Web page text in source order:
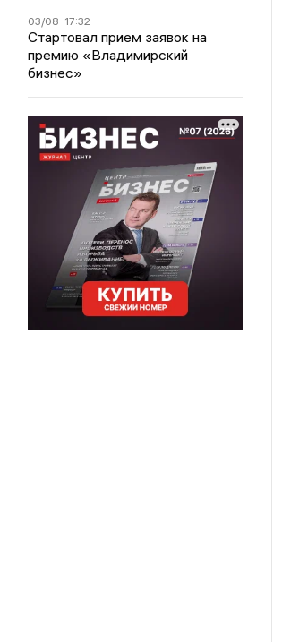
03/08 17:32
Стартовал прием заявок на
премию «Владимирский
бизнес»